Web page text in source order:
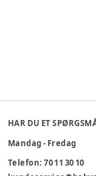
HAR DU ET
Mandag - Fredag
Telefon: 70 11 30 10